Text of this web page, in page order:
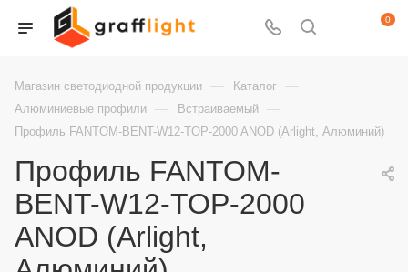
0
Магазин светодиодной продукции — Каталог —
Алюминиевые профили — Встраиваемый —
Профиль FANTOM-BENT-W12-TOP-2000 ANOD (Arlight, Алюминий)
Профиль FANTOM-
BENT-W12-TOP-2000
ANOD (Arlight,